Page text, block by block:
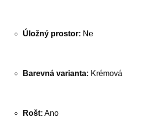
Úložný prostor: Ne
Barevná varianta: Krémová
Rošt: Ano